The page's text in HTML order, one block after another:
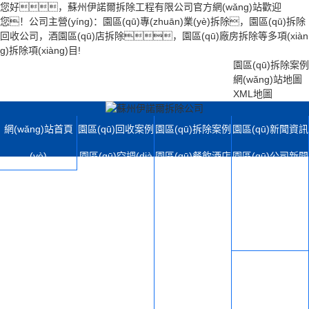
您好，蘇州伊諾爾拆除工程有限公司官方網(wǎng)站歡迎
您！公司主營(yíng)：園區(qū)專(zhuān)業(yè)拆除，園區(qū)拆除
回收公司，酒園區(qū)店拆除，園區(qū)廠房拆除等多項(xiàn
g)拆除項(xiàng)目!
園區(qū)拆除案例
網(wǎng)站地圖
XML地圖
網(wǎng)站首頁
(yè)
園區(qū)回收案例
園區(qū)空調(dià
園區(qū)拆除案例
園區(qū)餐飲酒店
園區(qū)新聞資訊
園區(qū)公司新聞